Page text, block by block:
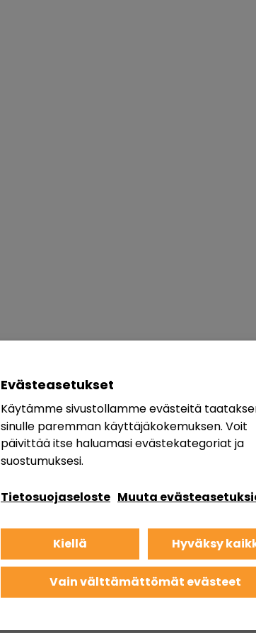
Evästeasetukset
Käytämme sivustollamme evästeitä
sinulle paremman käyttäjäkokemuksen. Voit
päivittää itse haluamasi evästekategoriat ja
suostumuksesi.
Tietosuojaseloste Muuta
Kiellä Hyväksy
Vain välttämättömät evästeet